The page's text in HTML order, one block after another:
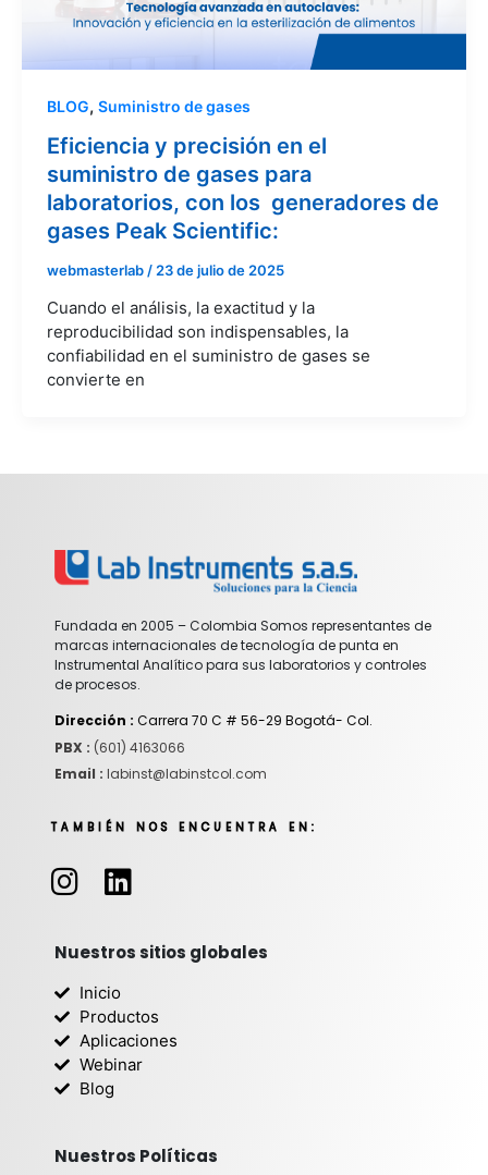
BLOG, Suministro de gases
Eficiencia y precisión en el
suministro de gases para
laboratorios, con los generadores de
gases Peak Scientific:
webmasterlab / 23 de julio de 2025
Cuando el análisis, la exactitud y la
reproducibilidad son indispensables, la
confiabilidad en el suministro de gases se
convierte en
Fundada en 2005 – Colombia Somos representantes de
marcas internacionales de tecnología de punta en
Instrumental Analítico para sus laboratorios y controles
de procesos.
Dirección : Carrera 70 C # 56-29 Bogotá- Col.
PBX : (601) 4163066
Email : labinst@labinstcol.com
TAMBIÉN NOS ENCUENTRA EN:
I
n
t
a
g
r
a
L
i
k
e
d
i
n
Nuestros sitios globales
Inicio
Productos
Aplicaciones
Webinar
Blog
Nuestros Políticas